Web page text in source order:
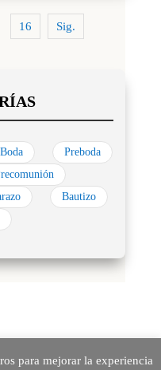
16 Sig.
Boda
Preboda
Bautizo
para mejorar la experiencia